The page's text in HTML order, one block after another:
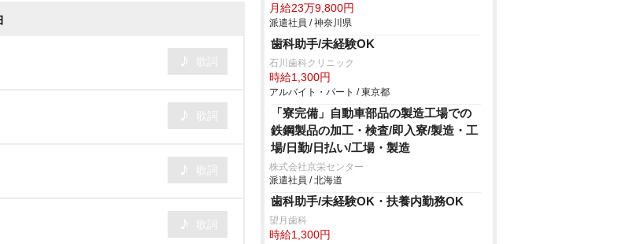
月給23万9,800円
派遣社員 / 神奈川県
歯科助手/未経験OK
石川歯科クリニック
時給1,300円
アルバイト・パート / 東京都
「寮完備」自動車部品の製造工場での
鉄鋼製品の加工・検査/即入寮/製造・工
場/日勤/日払い/工場・製造
株式会社京栄センター
派遣社員 / 北海道
歯科助手/未経験OK・扶養内勤務OK
望月歯科
時給1,300円